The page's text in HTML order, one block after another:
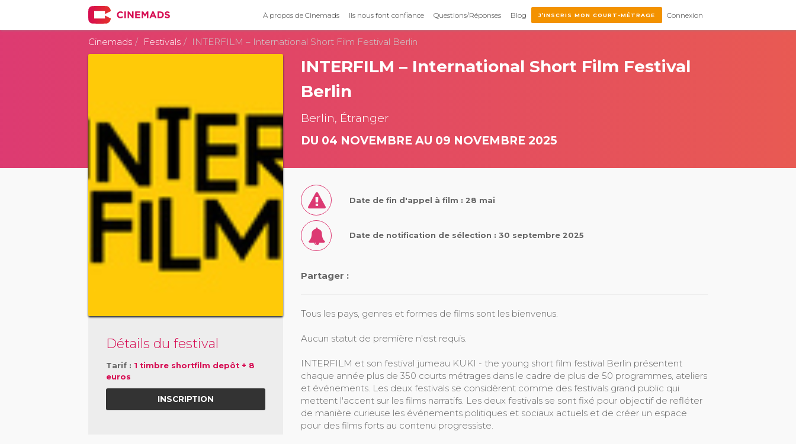
À propos de Cinemads Ils nous font confiance Questions/Réponses Blog J’INSCRIS MON COURT-MÉTRAGE Connexion
Cinemads Festivals INTERFILM – International Short Film Festival Berlin
Détails du festival
Tarif : 1 timbre shortfilm depôt + 8
euros
INSCRIPTION
INTERFILM – International Short Film Festival
Berlin
Berlin, Étranger
DU 04 NOVEMBRE AU 09 NOVEMBRE 2025
Date de fin d'appel à film : 28 mai
Date de notification de sélection : 30 septembre 2025
Partager :
Tous les pays, genres et formes de films sont les bienvenus.
Aucun statut de première n'est requis.
INTERFILM et son festival jumeau KUKI - the young short film festival Berlin présentent
chaque année plus de 350 courts métrages dans le cadre de plus de 50 programmes, ateliers
et événements. Les deux festivals se considèrent comme des festivals grand public qui
mettent l'accent sur les films narratifs. Les deux festivals se sont fixé pour objectif de refléter
de manière curieuse les événements politiques et sociaux actuels et de créer un espace
pour des films forts au contenu progressiste.